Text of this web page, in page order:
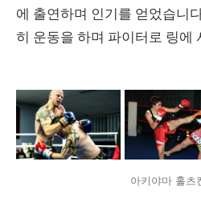
에 출연하며 인기를 얻었습니
히 운동을 하며 파이터로 링에
아키야마 홀츠